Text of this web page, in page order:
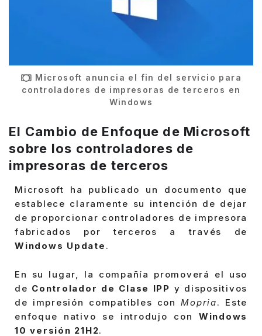
Microsoft anuncia el fin del servicio para
controladores de impresoras de terceros en
Windows
El Cambio de Enfoque de Microsoft
sobre los controladores de
impresoras de terceros
Microsoft ha publicado un documento que
establece claramente su intención de dejar
de proporcionar controladores de impresora
fabricados por terceros a través de
Windows Update .
En su lugar, la compañía promoverá el uso
de Controlador de Clase IPP y dispositivos
de impresión compatibles conMopria. Este
enfoque nativo se introdujo con Windows
10 versión 21H2.